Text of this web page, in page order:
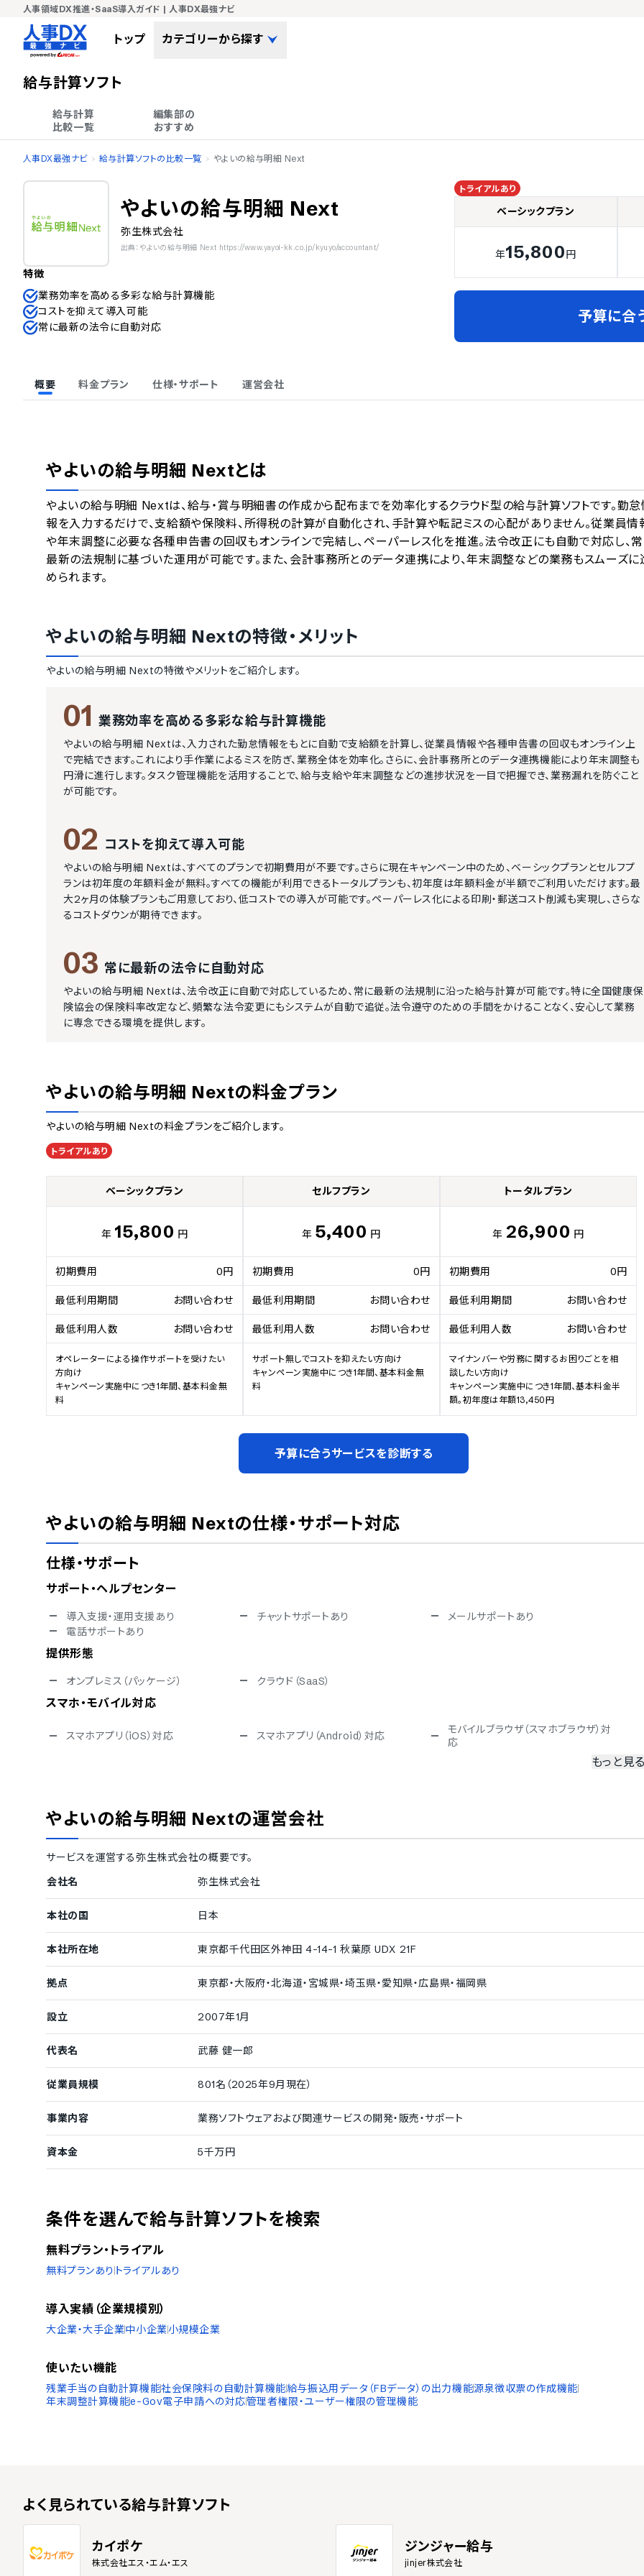
人事領域DX推進・SaaS導入ガイド | 人事DX最強ナビ
トップ カテゴリーから探す
給与計算ソフト
給与計算
比較一覧
編集部の
おすすめ
人事DX最強ナビ 給与計算ソフトの比較一覧 やよいの給与明細 Next
やよいの給与明細 Next
弥生株式会社
出典：やよいの給与明細 Next https://www.yayoi-kk.co.jp/kyuyo/accountant/
特徴
業務効率を高める多彩な給与計算機能
コストを抑えて導入可能
常に最新の法令に自動対応
トライアルあり
ベーシックプラン
年15,800円
予算に合
概要 料金プラン 仕様・サポート 運営会社
やよいの給与明細 Nextとは
やよいの給与明細 Nextは、給与・賞与明細書の作成から配布までを効率化するクラウド型の給与計算ソフトです。勤
報を入力するだけで、支給額や保険料、所得税の計算が自動化され、手計算や転記ミスの心配がありません。従業員情
や年末調整に必要な各種申告書の回収もオンラインで完結し、ペーパーレス化を推進。法令改正にも自動で対応し、
最新の法規制に基づいた運用が可能です。また、会計事務所とのデータ連携により、年末調整などの業務もスムーズに
められます。
やよいの給与明細 Nextの特徴・メリット
やよいの給与明細 Nextの特徴やメリットをご紹介します。
01 業務効率を高める多彩な給与計算機能
やよいの給与明細 Nextは、入力された勤怠情報をもとに自動で支給額を計算し、従業員情報や各種申告書の回収もオンライン上
で完結できます。これにより手作業によるミスを防ぎ、業務全体を効率化。さらに、会計事務所とのデータ連携機能により年末調整も
円滑に進行します。タスク管理機能を活用することで、給与支給や年末調整などの進捗状況を一目で把握でき、業務漏れを防ぐこと
が可能です。
02 コストを抑えて導入可能
やよいの給与明細 Nextは、すべてのプランで初期費用が不要です。さらに現在キャンペーン中のため、ベーシックプランとセルフプ
ランは初年度の年額料金が無料。すべての機能が利用できるトータルプランも、初年度は年額料金が半額でご利用いただけます。最
大2ヶ月の体験プランもご用意しており、低コストでの導入が可能です。ペーパーレス化による印刷・郵送コスト削減も実現し、さらな
るコストダウンが期待できます。
03 常に最新の法令に自動対応
やよいの給与明細 Nextは、法令改正に自動で対応しているため、常に最新の法規制に沿った給与計算が可能です。特に全国健康保
険協会の保険料率改定など、頻繁な法令変更にもシステムが自動で追従。法令遵守のための手間をかけることなく、安心して業務
に専念できる環境を提供します。
やよいの給与明細 Nextの料金プラン
やよいの給与明細 Nextの料金プランをご紹介します。
トライアルあり
ベーシックプラン
年 15,800 円
初期費用 0円
最低利用期間 お問い合わせ
最低利用人数 お問い合わせ
オペレーターによる操作サポートを受けたい
方向け
キャンペーン実施中につき1年間、基本料金無
料
セルフプラン
年 5,400 円
初期費用 0円
最低利用期間 お問い合わせ
最低利用人数 お問い合わせ
サポート無しでコストを抑えたい方向け
キャンペーン実施中につき1年間、基本料金無
料
トータルプラン
年 26,900 円
初期費用 0円
最低利用期間 お問い合わせ
最低利用人数 お問い合わせ
マイナンバーや労務に関するお困りごとを相
談したい方向け
キャンペーン実施中につき1年間、基本料金半
額。初年度は年額13,450円
予算に合うサービスを診断する
やよいの給与明細 Nextの仕様・サポート対応
仕様・サポート
サポート・ヘルプセンター
導入支援・運用支援あり チャットサポートあり
メールサポートあり
電話サポートあり
提供形態
オンプレミス（パッケージ） クラウド（SaaS）
スマホ・モバイル対応
スマホアプリ（iOS）対応 スマホアプリ（Android）対応
モバイルブラウザ（スマホブラウザ）対
応
シングルサインオン
操作ログ取得
ISO 9001（品質マネジメント）
ISO/IEC 27017（クラウドサービスセ
中国語 英語
スペイン語
タイ語
もっと見
やよいの給与明細 Nextの運営会社
サービスを運営する弥生株式会社の概要です。
会社名
弥生株式会社
本社の国 日本
本社所在地 東京都千代田区外神田 4-14-1 秋葉原 UDX 21F
拠点 東京都・大阪府・北海道・宮城県・埼玉県・愛知県・広島県・福岡県
設立 2007年1月
代表名 武藤 健一郎
従業員規模 801名（2025年9月現在）
事業内容 業務ソフトウェアおよび関連サービスの開発・販売・サポート
資本金 5千万円
条件を選んで給与計算ソフトを検索
無料プラン・トライアル
無料プランあり トライアルあり
導入実績（企業規模別）
大企業・大手企業中小企業小規模企業
使いたい機能
残業手当の自動計算機能社会保険料の自動計算機能給与振込用データ（FBデータ）の出力機能源泉徴収票の作成機能
年末調整計算機能e-Gov電子申請への対応管理者権限・ユーザー権限の管理機能
よく見られている給与計算ソフト
カイポケ
株式会社エス・エム・エス
ジンジャー給与
jinjer株式会社